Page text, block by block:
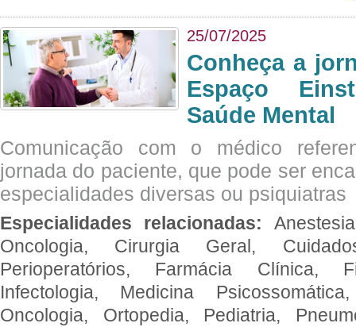
25/07/2025
Conheça a
Espaço
Saúde Mental
Comunicação com o médico
jornada do paciente, que pode ser
especialidades diversas ou psiquiatras
Especialidades relacionadas:
Oncologia, Cirurgia Geral,
Perioperatórios, Farmácia Clínica,
Infectologia, Medicina
Oncologia, Ortopedia, Pediatria,